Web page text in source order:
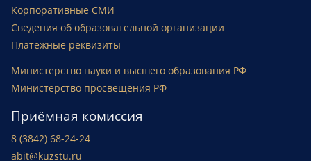
Корпоративные СМИ
Сведения об образовательной организации
Платежные реквизиты
Министерство науки и высшего образования РФ
Министерство просвещения РФ
Приёмная комиссия
8 (3842) 68-24-24
abit@kuzstu.ru